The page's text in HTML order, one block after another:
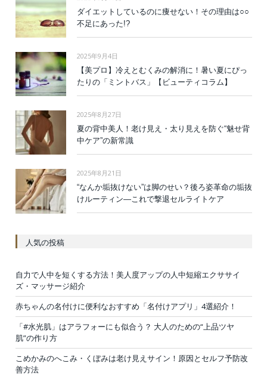
ダイエットしているのに痩せない！その理由は○○
不足にあった!?
2025年9月4日
【美プロ】冷えとむくみの解消に！暑い夏にぴっ
たりの「ミントバス」【ビューティコラム】
2025年8月27日
夏の背中美人！老け見え・太り見えを防ぐ“魅せ背
中ケア”の新常識
2025年8月21日
“なんか垢抜けない”は脚のせい？後ろ姿革命の垢抜
けルーティン—これで撃退セルライトケア
人気の投稿
自力で人中を短くする方法！美人度アップの人中短縮エクササイ
ズ・マッサージ紹介
赤ちゃんの名付けに便利なおすすめ「名付けアプリ」4選紹介！
「#水光肌」はアラフォーにも似合う？ 大人のための“上品ツヤ
肌”の作り方
こめかみのへこみ・くぼみは老け見えサイン！原因とセルフ予防改
善方法